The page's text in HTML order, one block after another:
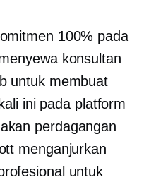
100% pada
konsultan
untuk membuat
ini pada platform
perdagangan
menganjurkan
untuk